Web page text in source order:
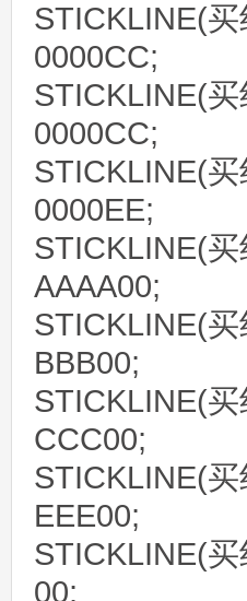
STICKLINE(
0000CC;
STICKLINE(
0000CC;
STICKLINE(
0000EE;
STICKLINE(
AAAA00;
STICKLINE(
BBB00;
STICKLINE(
CCC00;
STICKLINE(
EEE00;
STICKLINE(
00;